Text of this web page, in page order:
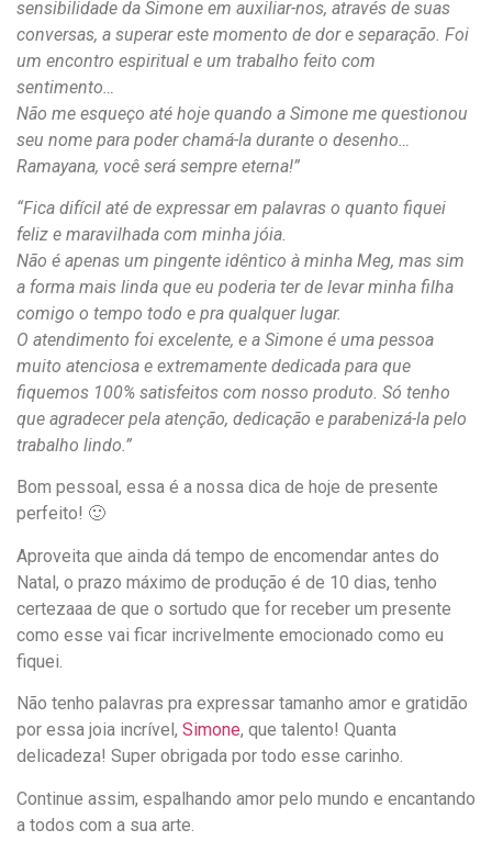
sensibilidade da Simone em auxiliar-nos, através de suas
conversas, a superar este momento de dor e separação. Foi
um encontro espiritual e um trabalho feito com
sentimento…
Não me esqueço até hoje quando a Simone me questionou
seu nome para poder chamá-la durante o desenho…
Ramayana, você será sempre eterna!”
“Fica difícil até de expressar em palavras o quanto fiquei
feliz e maravilhada com minha jóia.
Não é apenas um pingente idêntico à minha Meg, mas sim
a forma mais linda que eu poderia ter de levar minha filha
comigo o tempo todo e pra qualquer lugar.
O atendimento foi excelente, e a Simone é uma pessoa
muito atenciosa e extremamente dedicada para que
fiquemos 100% satisfeitos com nosso produto. Só tenho
que agradecer pela atenção, dedicação e parabenizá-la pelo
trabalho lindo.”
Bom pessoal, essa é a nossa dica de hoje de presente
perfeito! 🙂
Aproveita que ainda dá tempo de encomendar antes do
Natal, o prazo máximo de produção é de 10 dias, tenho
certezaaa de que o sortudo que for receber um presente
como esse vai ficar incrivelmente emocionado como eu
fiquei.
Não tenho palavras pra expressar tamanho amor e gratidão
por essa joia incrível, Simone, que talento! Quanta
delicadeza! Super obrigada por todo esse carinho.
Continue assim, espalhando amor pelo mundo e encantando
a todos com a sua arte.